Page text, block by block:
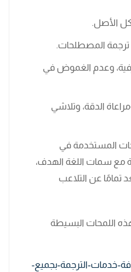
الأصل.
ترجمة المصطلحات.
وعدم الغموض في
الدقة، وتلاشي
المستخدمة في
مع سمات اللغة الهدف،
تمامًا عن التلاعب
اللمحات البسيطة